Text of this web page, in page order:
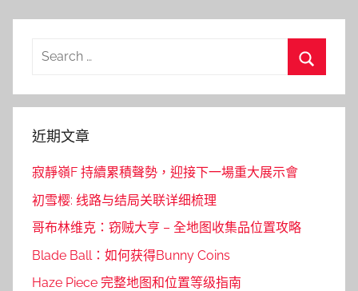
導
Search
近期文章
寂靜嶺F 持續累積聲勢，迎接下一場重大展示會
初雪樱: 线路与结局关联详细梳理
哥布林维克：窃贼大亨 – 全地图收集品位置攻略
Blade Ball：如何获得Bunny Coins
Haze Piece 完整地图和位置等级指南